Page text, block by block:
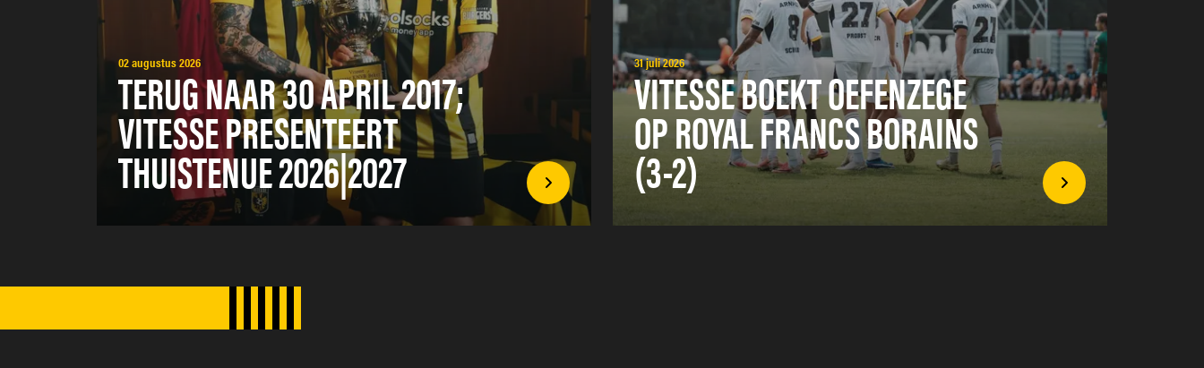
02 augustus 2026
TERUG NAAR 30 APRIL 2017;
VITESSE PRESENTEERT
THUISTENUE 2026|2027
31 juli 2026
VITESSE BOEKT OEFENZEGE
OP ROYAL FRANCS BORAINS
(3-2)